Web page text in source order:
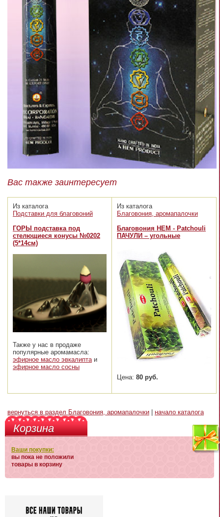
Вас также заинтересует
Из каталога
Подставки для благовоний
ГОРЫ подставка под
стелющиеся конусы №0202
(5*14см)
Также у нас в продаже
популярные аромамасла:
эфирное масло эвкалипта и
эфирное масло сосны
Из каталога
Благовония, аромапалочки
Благовония HEM - Patchouli
ПАЧУЛИ – угольные
Цена: 80 руб.
вернуться в раздел Благовония, аромапалочки начало каталога
Корзина
Ваши покупки:
вы пока не положили
товары в корзину